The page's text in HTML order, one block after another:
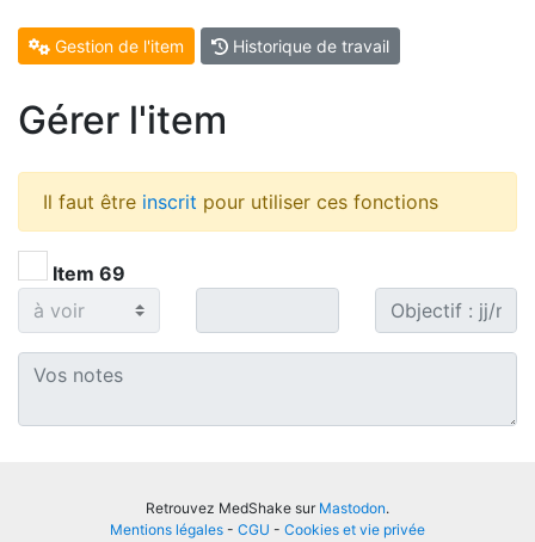
Gestion de l'item Historique de travail
Gérer l'item
Il faut être inscrit pour utiliser ces fonctions
Item 69
Retrouvez MedShake sur Mastodon.
Mentions légales - CGU - Cookies et vie privée